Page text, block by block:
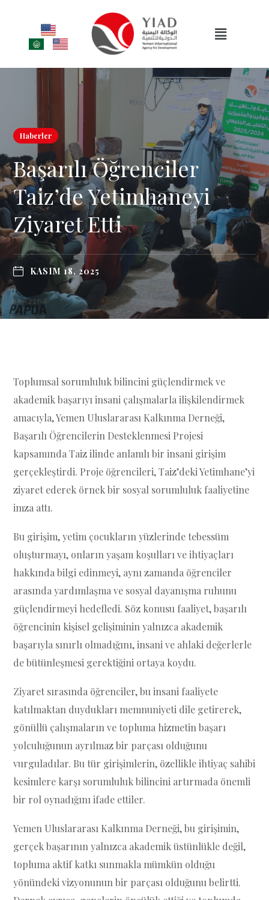
Haberler
Başarılı Öğrenciler
Taiz’de Yetimhaneyi
Ziyaret Etti
KASIM 18, 2025
Toplumsal sorumluluk bilincini güçlendirmek ve
akademik başarıyı insani çalışmalarla ilişkilendirmek
amacıyla, Yemen Uluslararası Kalkınma Derneği,
Başarılı Öğrencilerin Desteklenmesi Projesi
kapsamında Taiz ilinde anlamlı bir insani girişim
gerçekleştirdi. Proje öğrencileri, Taiz’deki Yetimhane’yi
ziyaret ederek örnek bir sosyal sorumluluk faaliyetine
imza attı.
Bu girişim, yetim çocukların yüzlerinde tebessüm
oluşturmayı, onların yaşam koşulları ve ihtiyaçları
hakkında bilgi edinmeyi, aynı zamanda öğrenciler
arasında yardımlaşma ve sosyal dayanışma ruhunu
güçlendirmeyi hedefledi. Söz konusu faaliyet, başarılı
öğrencinin kişisel gelişiminin yalnızca akademik
başarıyla sınırlı olmadığını, insani ve ahlaki değerlerle
de bütünleşmesi gerektiğini ortaya koydu.
Ziyaret sırasında öğrenciler, bu insani faaliyete
katılmaktan duydukları memnuniyeti dile getirerek,
gönüllü çalışmaların ve topluma hizmetin başarı
yolculuğunun ayrılmaz bir parçası olduğunu
vurguladılar. Bu tür girişimlerin, özellikle ihtiyaç sahibi
kesimlere karşı sorumluluk bilincini artırmada önemli
bir rol oynadığını ifade ettiler.
Yemen Uluslararası Kalkınma Derneği, bu girişimin,
gerçek başarının yalnızca akademik üstünlükle değil,
topluma aktif katkı sunmakla mümkün olduğu
yönündeki vizyonunun bir parçası olduğunu belirtti.